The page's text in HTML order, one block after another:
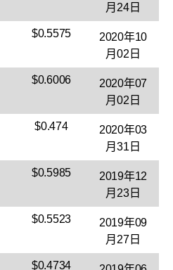
月24日
$0.5575
2020年10
月02日
$0.6006
2020年07
月02日
$0.474
2020年03
月31日
$0.5985
2019年12
月23日
$0.5523
2019年09
月27日
$0.4734